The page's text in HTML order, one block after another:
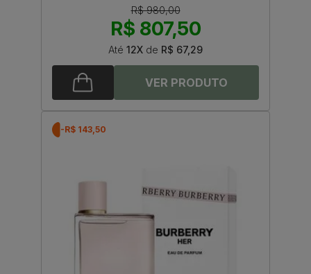
R$ 980,00
R$ 807,50
Até 12X de R$ 67,29
-R$ 143,50